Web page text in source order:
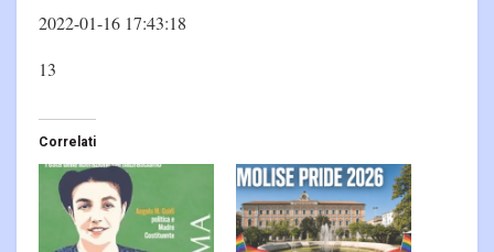
2022-01-16 17:43:18
13
Correlati